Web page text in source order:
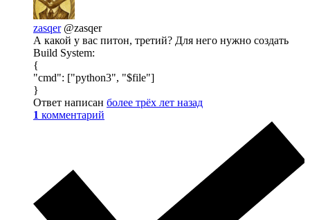
zasqer @zasqer
А какой у вас питон, третий? Для него нужно создать
Build System:
{
"cmd": ["python3", "$file"]
}
Ответ написан более трёх лет назад
1 комментарий